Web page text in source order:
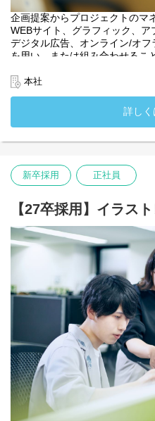
企画提案からプロジェクトのマ
WEBサイト、グラフィック、ア
デジタル広告、オンライン/オ
を用い、または組み合わせるこ
多岐にわたる可能性から、幅広
入社後は、大きい裁量を持ち、
アクアスター社員として成長で
デューサー、プランナー、部内
す。
・入社時配属先：アカウントセ
本社
詳しく
新卒採用 正社員
【27卒採用】イラス